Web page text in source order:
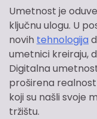
Umetnost je
ključnu ulogu. U
novih tehnologija
umetnici kreiraju,
Digitalna
proširena
koji su našli svoje
tržištu.